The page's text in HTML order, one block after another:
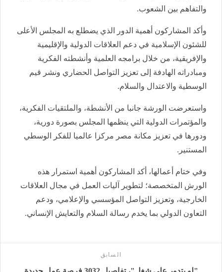
والتفاهم بين الشعوب.
وأكد المشاركون أهمية الدور الذي يضطلع به المجلس الأعلى
للشئون الإسلامية في دعم العلاقات الدولية والإقليمية
والإفريقية، من خلال برامجه العلمية وأنشطته الفكرية
ومبادراته الهادفة إلى تعزيز التواصل الحضاري ونشر قيم
الوسطية والاعتدال والسلام.
واستعرضت الورشة جانبا من الأنشطة، والملتقيات الفكرية،
والمؤتمرات الدولية التي ينظمها المجلس بصورة دورية،
ودورها في تعزيز مكانة مصر مركزا عالميا للفكر الوسطي
المستنير.
وفي ختام أعمالها، أكد المشاركون أهمية استمرار هذه
الورش المتخصصة؛ لتطوير آليات العمل في مجال العلاقات
الخارجية، وتعزيز التواصل المؤسسي والإعلامي، ودعم
التعاون الدولي بما يخدم رسالة السلام والتعايش الإنساني.
السابق